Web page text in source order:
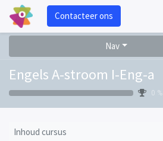
Contacteer ons
Nav
Engels A-stroom I-Eng-a
0 %
Inhoud cursus